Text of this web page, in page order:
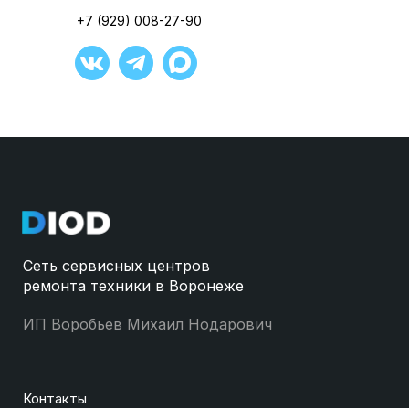
+7 (929) 008-27-90
Сеть сервисных центров
ремонта техники в Воронеже
ИП Воробьев Михаил Нодарович
Контакты